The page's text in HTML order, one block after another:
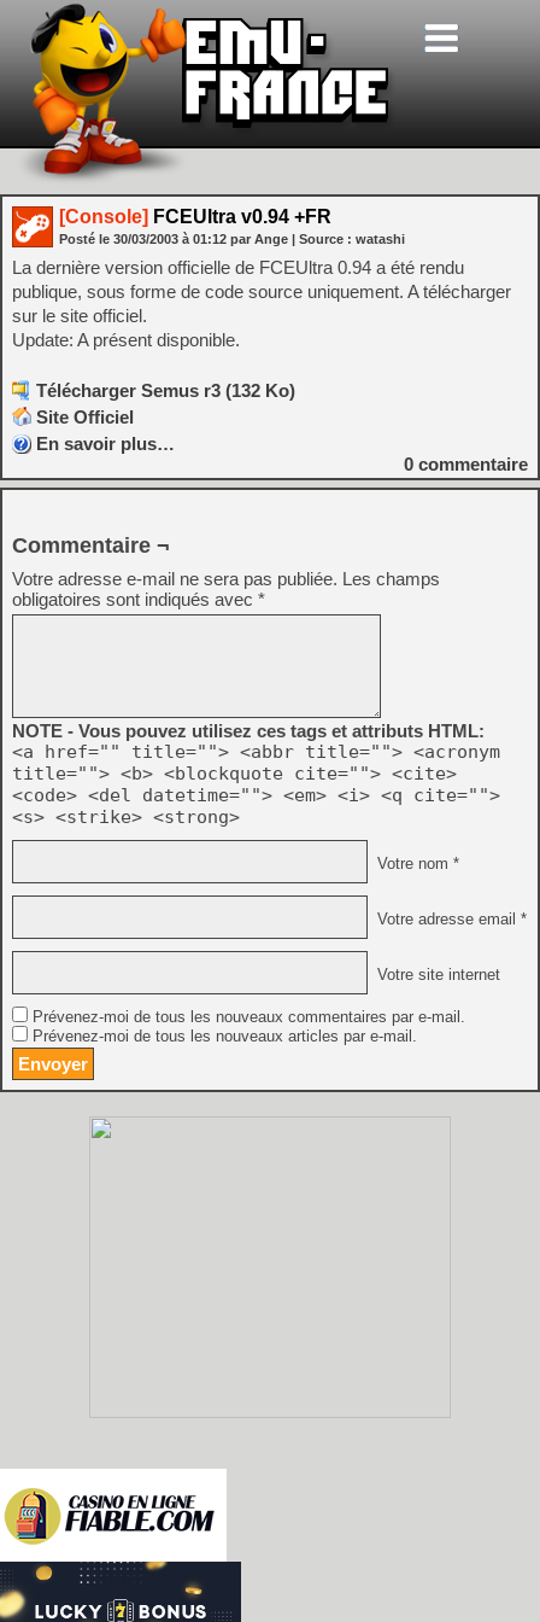
[Console] FCEUltra v0.94 +FR
Posté le 30/03/2003 à 01:12 par Ange | Source : watashi
La dernière version officielle de FCEUltra 0.94 a été rendu
publique, sous forme de code source uniquement. A télécharger
sur le site officiel.
Update: A présent disponible.
Télécharger Semus r3 (132 Ko)
Site Officiel
En savoir plus…
0 commentaire
Commentaire ¬
Votre adresse e-mail ne sera pas publiée. Les champs
obligatoires sont indiqués avec *
NOTE - Vous pouvez utilisez ces tags et attributs HTML:
<a href="" title=""> <abbr title=""> <acronym
title=""> <b> <blockquote cite=""> <cite>
<code> <del datetime=""> <em> <i> <q cite="">
<s> <strike> <strong>
Votre nom *
Votre adresse email *
Votre site internet
Prévenez-moi de tous les nouveaux commentaires par e-mail.
Prévenez-moi de tous les nouveaux articles par e-mail.